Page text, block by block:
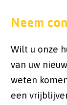
Neem
Wilt u onze
van uw
weten
een